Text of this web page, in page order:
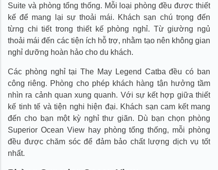
Suite và phòng tổng thống. Mỗi loại phòng đều được thiết
kế để mang lại sự thoải mái. Khách sạn chú trọng đến
từng chi tiết trong thiết kế phòng nghỉ. Từ giường ngủ
thoải mái đến các tiện ích hỗ trợ, nhằm tạo nên không gian
nghỉ dưỡng hoàn hảo cho du khách.
Các phòng nghỉ tại The May Legend Catba đều có ban
công riêng. Phòng cho phép khách hàng tận hưởng tầm
nhìn ra cảnh quan xung quanh. Với sự kết hợp giữa thiết
kế tinh tế và tiện nghi hiện đại. Khách sạn cam kết mang
đến cho bạn một kỳ nghỉ thư giãn. Dù bạn chọn phòng
Superior Ocean View hay phòng tổng thống, mỗi phòng
đều được chăm sóc để đảm bảo chất lượng dịch vụ tốt
nhất.